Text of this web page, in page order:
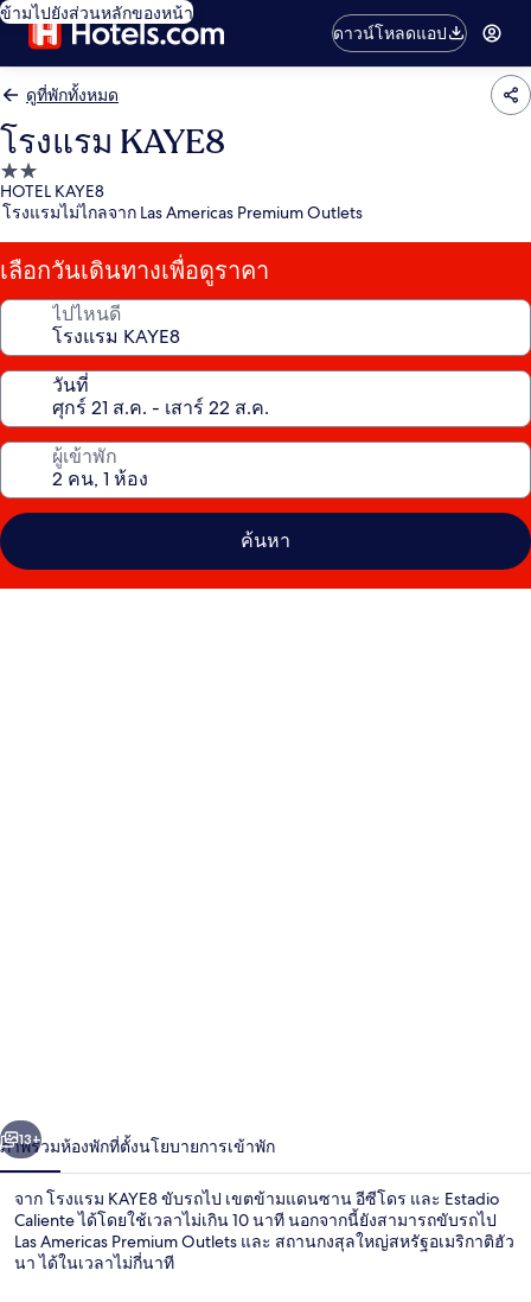
ข้ามไปยังส่วนหลักของหน้า
ดาวน์โหลดแอป
ดูที่พักทั้งหมด
โรงแรม KAYE8
ที่พัก
2.0
HOTEL KAYE8
โรงแรมไม่ไกลจาก Las Americas Premium Outlets
เลือกวันเดินทางเพื่อดูราคา
ไปไหนดี
วันที่
ผู้เข้าพัก
ค้นหา
า
ถัดไป
13+
ภาพรวมห้องพักที่ตั้งนโยบายการเข้าพัก
จาก โรงแรม KAYE8 ขับรถไป เขตข้ามแดนซาน อีซีโดร และ Estadio
Caliente ได้โดยใช้เวลาไม่เกิน 10 นาที นอกจากนี้ยังสามารถขับรถไป
Las Americas Premium Outlets และ สถานกงสุลใหญ่สหรัฐอเมริกาติฮัว
นา ได้ในเวลาไม่กี่นาที